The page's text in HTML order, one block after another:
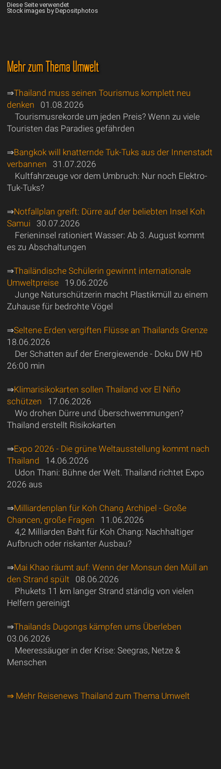
Diese Seite verwendet
Stock images by Depositphotos
Mehr zum Thema Umwelt
⇒Thailand muss seinen Tourismus komplett neu
denken 01.08.2026
Tourismusrekorde um jeden Preis? Wenn zu viele
Touristen das Paradies gefährden
⇒Bangkok will knatternde Tuk-Tuks aus der Innenstadt
verbannen 31.07.2026
Kultfahrzeuge vor dem Umbruch: Nur noch Elektro-
Tuk-Tuks?
⇒Notfallplan greift: Dürre auf der beliebten Insel Koh
Samui 30.07.2026
Ferieninsel rationiert Wasser: Ab 3. August kommt
es zu Abschaltungen
⇒Thailändische Schülerin gewinnt internationale
Umweltpreise19.06.2026
Junge Naturschützerin macht Plastikmüll zu einem
Zuhause für bedrohte Vögel
⇒Seltene Erden vergiften Flüsse an Thailands Grenze
18.06.2026
Der Schatten auf der Energiewende - Doku DW HD
26:00 min
⇒Klimarisikokarten sollen Thailand vor El Niño
schützen 17.06.2026
Wo drohen Dürre und Überschwemmungen?
Thailand erstellt Risikokarten
⇒Expo 2026 - Die grüne Weltausstellung kommt nach
Thailand 14.06.2026
Udon Thani: Bühne der Welt. Thailand richtet Expo
2026 aus
⇒Milliardenplan für Koh Chang Archipel - Große
Chancen, große Fragen 11.06.2026
4,2 Milliarden Baht für Koh Chang: Nachhaltiger
Aufbruch oder riskanter Ausbau?
⇒Mai Khao räumt auf: Wenn der Monsun den Müll an
den Strand spült 08.06.2026
Phukets 11 km langer Strand ständig von vielen
Helfern gereinigt
⇒Thailands Dugongs kämpfen ums Überleben
03.06.2026
Meeressäuger in der Krise: Seegras, Netze &
Menschen
⇒ Mehr Reisenews Thailand zum Thema Umwelt